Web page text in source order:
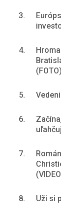
3.
4.
(FOTO)
5.
6.
7.
8. Uži si